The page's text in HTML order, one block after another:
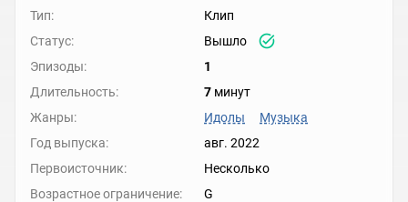
Тип:
Клип
Статус:
Вышло
Эпизоды:
1
Длительность:
7 минут
Жанры:
Идолы
Музыка
Год выпуска:
авг. 2022
Первоисточник:
Несколько
Возрастное ограничение:
G